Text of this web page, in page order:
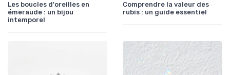
Les boucles d'oreilles en
émeraude : un bijou
intemporel
Comprendre la valeur des
rubis : un guide essentiel